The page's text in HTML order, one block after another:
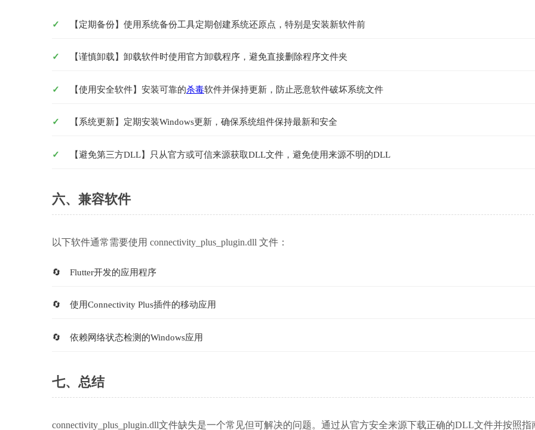
【定期备份】使用系统备份工具定期创建系统还原点，特别是安装新软件前
【谨慎卸载】卸载软件时使用官方卸载程序，避免直接删除程序文件夹
【使用安全软件】安装可靠的杀毒软件并保持更新，防止恶意软件破坏系统文件
【系统更新】定期安装Windows更新，确保系统组件保持最新和安全
【避免第三方DLL】只从官方或可信来源获取DLL文件，避免使用来源不明的DLL
六、兼容软件
以下软件通常需要使用 connectivity_plus_plugin.dll 文件：
Flutter开发的应用程序
使用Connectivity Plus插件的移动应用
依赖网络状态检测的Windows应用
七、总结
connectivity_plus_plugin.dll文件缺失是一个常见但可解决的问题。通过从官方安全来源下载正确的DLL文件并按照指